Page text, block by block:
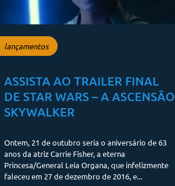
lançamentos
ASSISTA AO TRAILER FINAL
DE STAR WARS – A ASCENSÃO
SKYWALKER
Ontem, 21 de outubro seria o aniversário de 63
anos da atriz Carrie Fisher, a eterna
Princesa/General Leia Organa, que infelizmente
faleceu em 27 de dezembro de 2016, e...